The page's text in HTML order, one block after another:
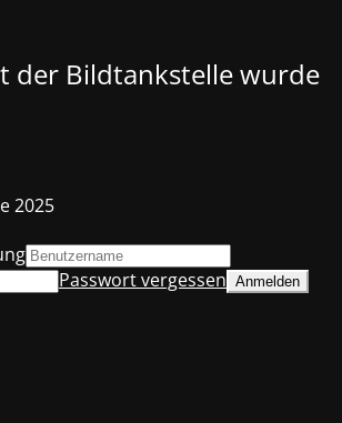
der Bildtankstelle wurde
2025
Passwort vergessen